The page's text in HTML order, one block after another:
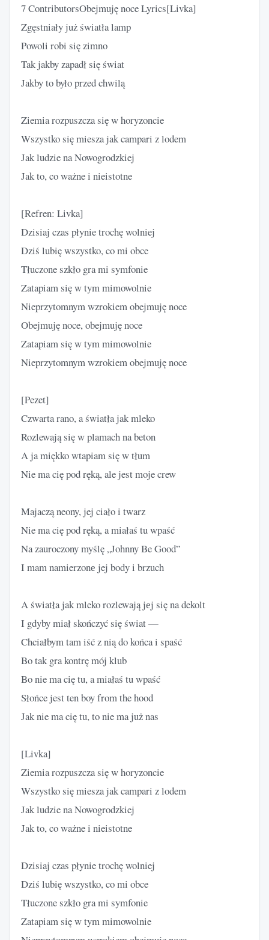
7 ContributorsObejmuję noce Lyrics[Livka]
Zgęstniały już światła lamp
Powoli robi się zimno
Tak jakby zapadł się świat
Jakby to było przed chwilą
Ziemia rozpuszcza się w horyzoncie
Wszystko się miesza jak campari z lodem
Jak ludzie na Nowogrodzkiej
Jak to, co ważne i nieistotne
[Refren: Livka]
Dzisiaj czas płynie trochę wolniej
Dziś lubię wszystko, co mi obce
Tłuczone szkło gra mi symfonie
Zatapiam się w tym mimowolnie
Nieprzytomnym wzrokiem obejmuję noce
Obejmuję noce, obejmuję noce
Zatapiam się w tym mimowolnie
Nieprzytomnym wzrokiem obejmuję noce
[Pezet]
Czwarta rano, a światła jak mleko
Rozlewają się w plamach na beton
A ja miękko wtapiam się w tłum
Nie ma cię pod ręką, ale jest moje crew
Majaczą neony, jej ciało i twarz
Nie ma cię pod ręką, a miałaś tu wpaść
Na zauroczony myślę „Johnny Be Good”
I mam namierzonе jej body i brzuch
A światła jak mleko rozlewają jеj się na dekolt
I gdyby miał skończyć się świat —
Chciałbym tam iść z nią do końca i spaść
Bo tak gra kontrę mój klub
Bo nie ma cię tu, a miałaś tu wpaść
Słońce jest ten boy from the hood
Jak nie ma cię tu, to nie ma już nas
[Livka]
Ziemia rozpuszcza się w horyzoncie
Wszystko się miesza jak campari z lodem
Jak ludzie na Nowogrodzkiej
Jak to, co ważne i nieistotne
Dzisiaj czas płynie trochę wolniej
Dziś lubię wszystko, co mi obce
Tłuczone szkło gra mi symfonie
Zatapiam się w tym mimowolnie